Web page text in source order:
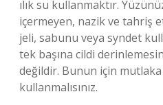
ılık su kullanmaktır.
içermeyen, nazik ve tahriş
jeli, sabunu veya syndet
tek başına cildi
değildir. Bunun için
kullanmalısınız.